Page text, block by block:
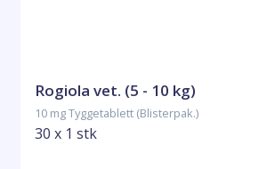
Rogiola vet. (5 - 10 kg)
10 mg Tyggetablett (Blisterpak.)
30 x 1 stk